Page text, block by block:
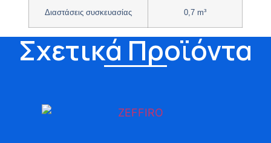
Διαστάσεις συσκευασίας 0,7 m³
Σχετικά Προϊόντα